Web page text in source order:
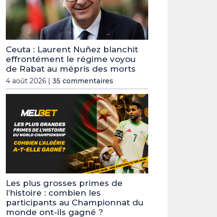
Ceuta : Laurent Nuñez blanchit
effrontément le régime voyou
de Rabat au mépris des morts
4 août 2026 | 35 commentaires
Les plus grosses primes de
l’histoire : combien les
participants au Championnat du
monde ont-ils gagné ?